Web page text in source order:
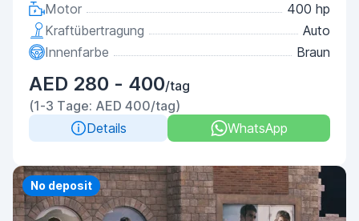
Motor
400 hp
Kraftübertragung
Auto
Innenfarbe
Braun
AED 280 - 400/tag
(1-3 Tage: AED 400/tag)
Details
WhatsApp
No deposit